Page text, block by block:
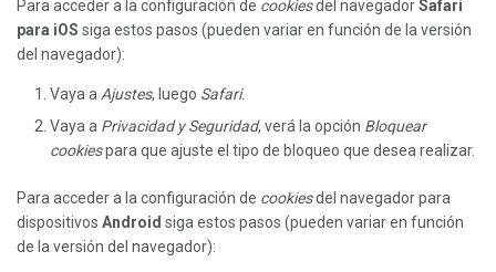
Para acceder a la configuración de cookiesdel navegadorSafari
para iOS siga estos pasos (pueden variar en función de la versión
del navegador):
Vaya a Ajustes, luego Safari.
Vaya a Privacidad y Seguridad, verá la opción Bloquear
cookiespara que ajuste el tipo de bloqueo que desea realizar.
Para acceder a la configuración de cookiesdel navegador para
dispositivos Android siga estos pasos (pueden variar en función
de la versión del navegador):